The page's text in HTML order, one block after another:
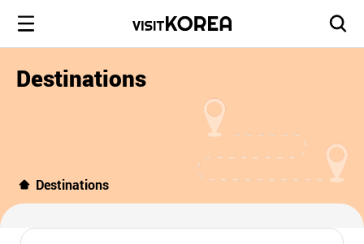
Destinations
Destinations